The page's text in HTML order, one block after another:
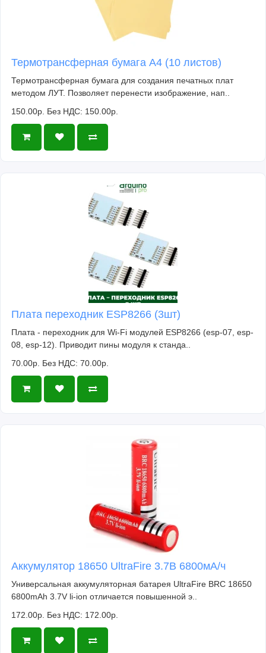
Термотрансферная бумага А4 (10 листов)
Термотрансферная бумага для создания печатных плат
методом ЛУТ. Позволяет перенести изображение, нап..
150.00р. Без НДС: 150.00р.
Плата переходник ESP8266 (3шт)
Плата - переходник для Wi-Fi модулей ESP8266 (esp-07, esp-
08, esp-12). Приводит пины модуля к станда..
70.00р. Без НДС: 70.00р.
Аккумулятор 18650 UltraFire 3.7В 6800мА/ч
Универсальная аккумуляторная батарея UltraFire BRC 18650
6800mAh 3.7V li-ion отличается повышенной э..
172.00р. Без НДС: 172.00р.